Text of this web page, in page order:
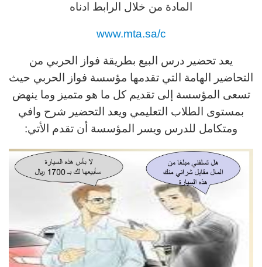
المادة من خلال الرابط ادناه
www.mta.sa/c
يعد تحضير درس البيع بطريقة فواز الحربي من
التحاضير الهامة التي تقدمها مؤسسة فواز الحربي حيث
تسعى المؤسسة إلى تقديم كل ما هو متميز وما ينهض
بمستوى الطلاب التعليمي ويعد التحضير شرح وافي
ومتكامل للدرس ويسر المؤسسة أن تقدم الأتي: